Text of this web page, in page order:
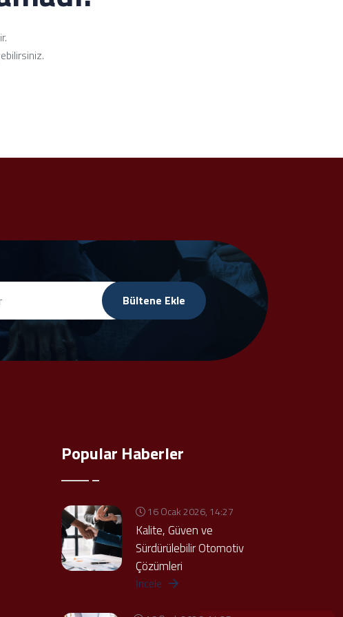
Bültene Ekle
Popular Haberler
16 Ocak 2026, 14:27
Kalite, Güven ve
Sürdürülebilir Otomotiv
Çözümleri
İncele